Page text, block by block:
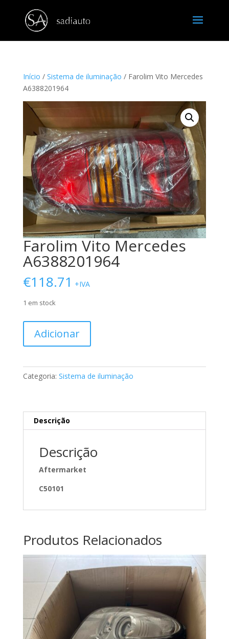
Início / Sistema de iluminação / Farolim Vito Mercedes
A6388201964
Farolim Vito Mercedes
A6388201964
€118.71 +IVA
1 em stock
Mercedes
Adicionar
Categoria: Sistema de iluminação
Descrição
Descrição
Aftermarket
C50101
Produtos Relacionados